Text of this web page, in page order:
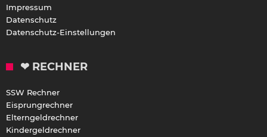
Impressum
Datenschutz
Datenschutz-Einstellungen
❤ RECHNER
SSW Rechner
Eisprungrechner
Elterngeldrechner
Kindergeldrechner